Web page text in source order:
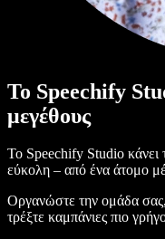
Το Speechify
μεγέθους
Το Speechify Studio κάνει
εύκολη – από ένα άτομο
Οργανώστε την ομάδα σας,
τρέξτε καμπάνιες πιο